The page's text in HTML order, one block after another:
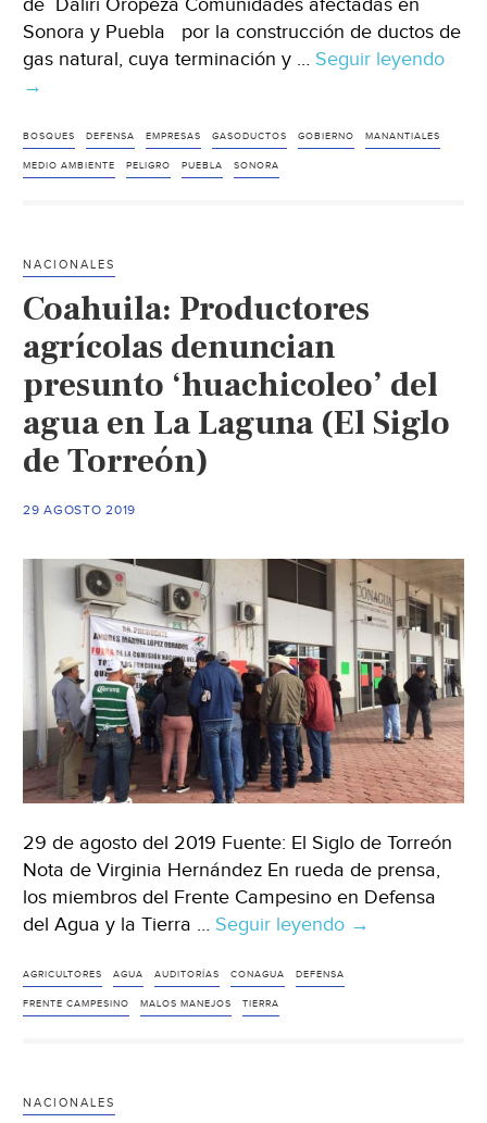
de Daliri Oropeza Comunidades afectadas en
Sonora y Puebla por la construcción de ductos de
gas natural, cuya terminación y … Seguir leyendo
→
BOSQUES DEFENSA EMPRESAS GASODUCTOS GOBIERNO MANANTIALES
MEDIO AMBIENTE PELIGRO PUEBLA SONORA
NACIONALES
Coahuila: Productores
agrícolas denuncian
presunto ‘huachicoleo’ del
agua en La Laguna (El Siglo
de Torreón)
29 AGOSTO 2019
29 de agosto del 2019 Fuente: El Siglo de Torreón
Nota de Virginia Hernández En rueda de prensa,
los miembros del Frente Campesino en Defensa
del Agua y la Tierra … Seguir leyendo Coahuila:
→
AGRICULTORES AGUA AUDITORÍAS CONAGUA DEFENSA
FRENTE CAMPESINO MALOS MANEJOS TIERRA
NACIONALES